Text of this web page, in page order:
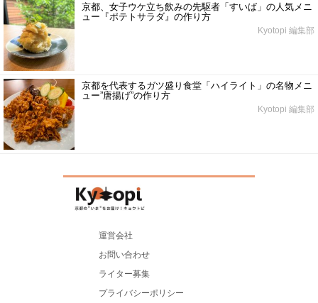
京都、女子ウケ立ち飲みの先駆者「すいば」の人気メニ
ュー『ポテトサラダ』の作り方
Kyotopi 編集部
京都を代表するガツ盛り食堂「ハイライト」の名物メニ
ュー”唐揚げ”の作り方
Kyotopi 編集部
運営会社
お問い合わせ
ライター募集
プライバシーポリシー